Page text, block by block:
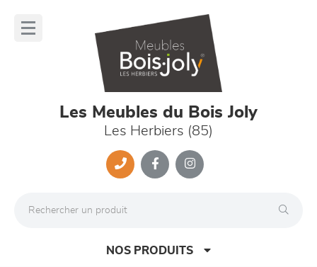
Les Meubles du Bois Joly
Les Herbiers (85)
NOS PRODUITS